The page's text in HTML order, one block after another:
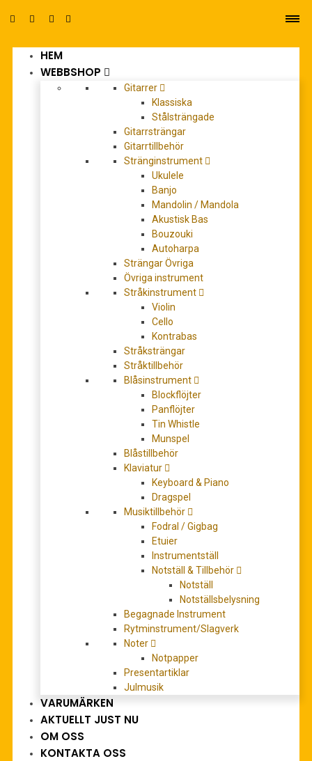
HEM
WEBBSHOP
Gitarrer
Klassiska
Stålsträngade
Gitarrsträngar
Gitarrtillbehör
Stränginstrument
Ukulele
Banjo
Mandolin / Mandola
Akustisk Bas
Bouzouki
Autoharpa
Strängar Övriga
Övriga instrument
Stråkinstrument
Violin
Cello
Kontrabas
Stråksträngar
Stråktillbehör
Blåsinstrument
Blockflöjter
Panflöjter
Tin Whistle
Munspel
Blåstillbehör
Klaviatur
Keyboard & Piano
Dragspel
Musiktillbehör
Fodral / Gigbag
Etuier
Instrumentställ
Notställ & Tillbehör
Notställ
Notställsbelysning
Begagnade Instrument
Rytminstrument/Slagverk
Noter
Notpapper
Presentartiklar
Julmusik
VARUMÄRKEN
AKTUELLT JUST NU
OM OSS
KONTAKTA OSS
Chart Hits of 2019-2020 (easy guitar)
246,00kr
LÄGG TILL I VARUKORG
Chart Hits of 2019-2020 (ukulele)
kr